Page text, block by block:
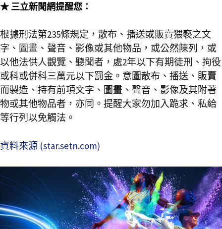
★ 三立新聞網提醒您：
根據刑法第235條規定，散布、播送或販賣猥褻之文
字、圖畫、聲音、影像或其他物品，或公然陳列，或
以他法供人觀覽、聽聞者，處2年以下有期徒刑、拘役
或科或併科三萬元以下罰金。意圖散布、播送、販賣
而製造、持有前項文字、圖畫、聲音、影像及其附著
物或其他物品者，亦同。提醒大家勿加入跪求、私給
等行列以免觸法。
資料來源 (star.setn.com)